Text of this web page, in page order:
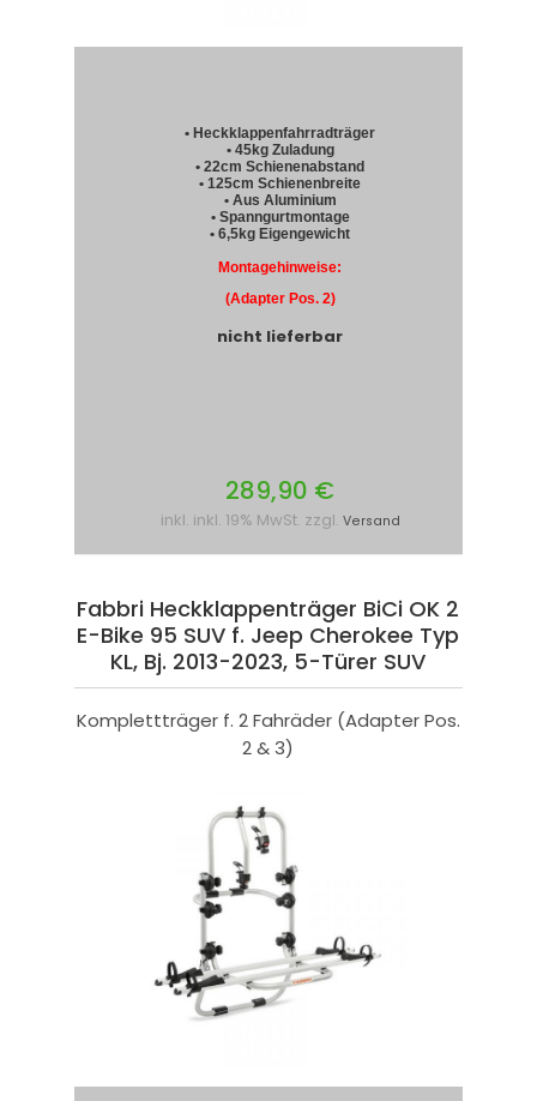
• Heckklappenfahrradträger
• 45kg Zuladung
• 22cm Schienenabstand
• 125cm Schienenbreite
• Aus Aluminium
• Spanngurtmontage
• 6,5kg Eigengewicht
Montagehinweise:
(Adapter Pos. 2)
nicht lieferbar
289,90 €
inkl. inkl. 19% MwSt. zzgl. Versand
Fabbri Heckklappenträger BiCi OK 2
E-Bike 95 SUV f. Jeep Cherokee Typ
KL, Bj. 2013-2023, 5-Türer SUV
Komplettträger f. 2 Fahräder (Adapter Pos.
2 & 3)